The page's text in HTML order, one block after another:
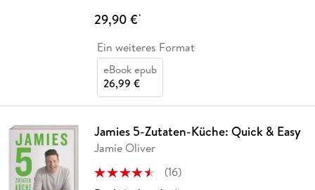
29,90 €*
Ein weiteres Format
eBook epub
26,99 €
Jamies 5-Zutaten-Küche: Quick & Easy
Jamie Oliver
(16)